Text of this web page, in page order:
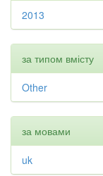
2013
за типом вмісту
Other
за мовами
uk